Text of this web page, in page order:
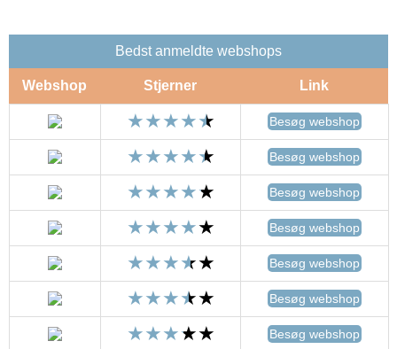
Bedst anmeldte webshops
Webshop Stjerner Link
Besøg webshop
Besøg webshop
Besøg webshop
Besøg webshop
Besøg webshop
Besøg webshop
Besøg webshop